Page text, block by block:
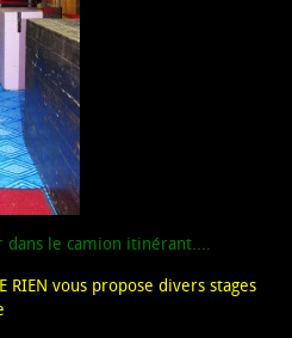
dans le camion itinérant....
RIEN vous propose divers stages